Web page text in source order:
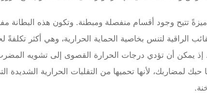
تتيح وجود أقسام منفصلة ومبطنة. وتكون هذه البطانة
الراقية لتنس بخاصية الحماية الحرارية، وهي أكثر تكلفةً
يمكن أن تؤدي درجات الحرارة القصوى إلى تشويه
لمضاربك، لأنها تحميها من التقلبات الحرارية الشديدة